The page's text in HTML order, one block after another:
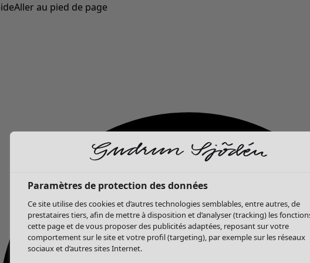
Aller au pied de page
Paramètres de protection des données
Ce site utilise des cookies et d’autres technologies semblables, entre autres, de
prestataires tiers, afin de mettre à disposition et d’analyser (tracking) les
cette page et de vous proposer des publicités adaptées, reposant sur votre
comportement sur le site et votre profil (targeting), par exemple sur les réseaux
sociaux et d’autres sites Internet.